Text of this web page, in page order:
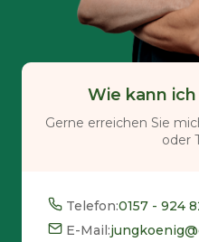
Wie kann
Gerne erreichen Sie
oder
Telefon:0157 - 924
E-Mail: